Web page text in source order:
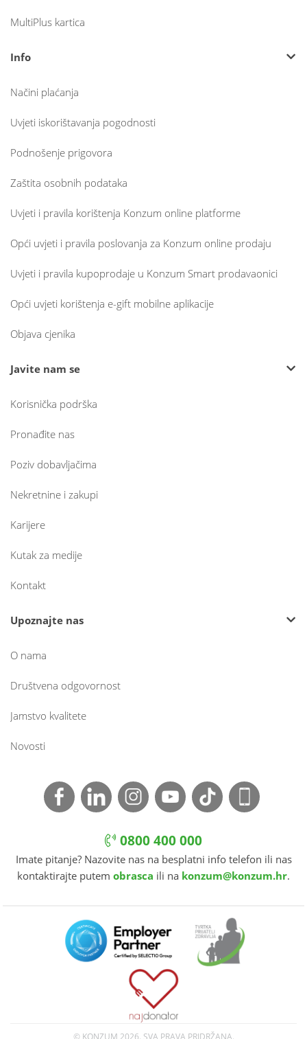
MultiPlus kartica
Info
Načini plaćanja
Uvjeti iskorištavanja pogodnosti
Podnošenje prigovora
Zaštita osobnih podataka
Uvjeti i pravila korištenja Konzum online platforme
Opći uvjeti i pravila poslovanja za Konzum online prodaju
Uvjeti i pravila kupoprodaje u Konzum Smart prodavaonici
Opći uvjeti korištenja e-gift mobilne aplikacije
Objava cjenika
Javite nam se
Korisnička podrška
Pronađite nas
Poziv dobavljačima
Nekretnine i zakupi
Karijere
Kutak za medije
Kontakt
Upoznajte nas
O nama
Društvena odgovornost
Jamstvo kvalitete
Novosti
0800 400 000
Imate pitanje? Nazovite nas na besplatni info telefon ili nas
kontaktirajte putem obrasca ili na konzum@konzum.hr.
© KONZUM 2026. SVA PRAVA PRIDRŽANA.